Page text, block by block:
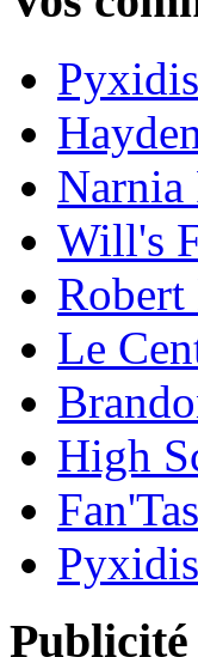
Pyxidis
Narnia
Will's
Le
High
Publicité